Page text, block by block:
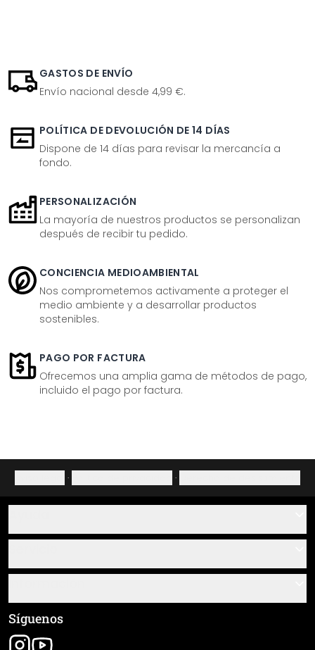
GASTOS DE ENVÍO
Envío nacional desde 4,99 €.
POLÍTICA DE DEVOLUCIÓN DE 14 DÍAS
Dispone de 14 días para revisar la mercancía a
fondo.
PERSONALIZACIÓN
La mayoría de nuestros productos se personalizan
después de recibir tu pedido.
CONCIENCIA MEDIOAMBIENTAL
Nos comprometemos activamente a proteger el
medio ambiente y a desarrollar productos
sostenibles.
PAGO POR FACTURA
Ofrecemos una amplia gama de métodos de pago,
incluido el pago por factura.
· ·
Sobre nosotros
Resumen de materiales
Seguimiento de envío
Términos y condiciones generales (CGC)
Aviso legal
Síguenos